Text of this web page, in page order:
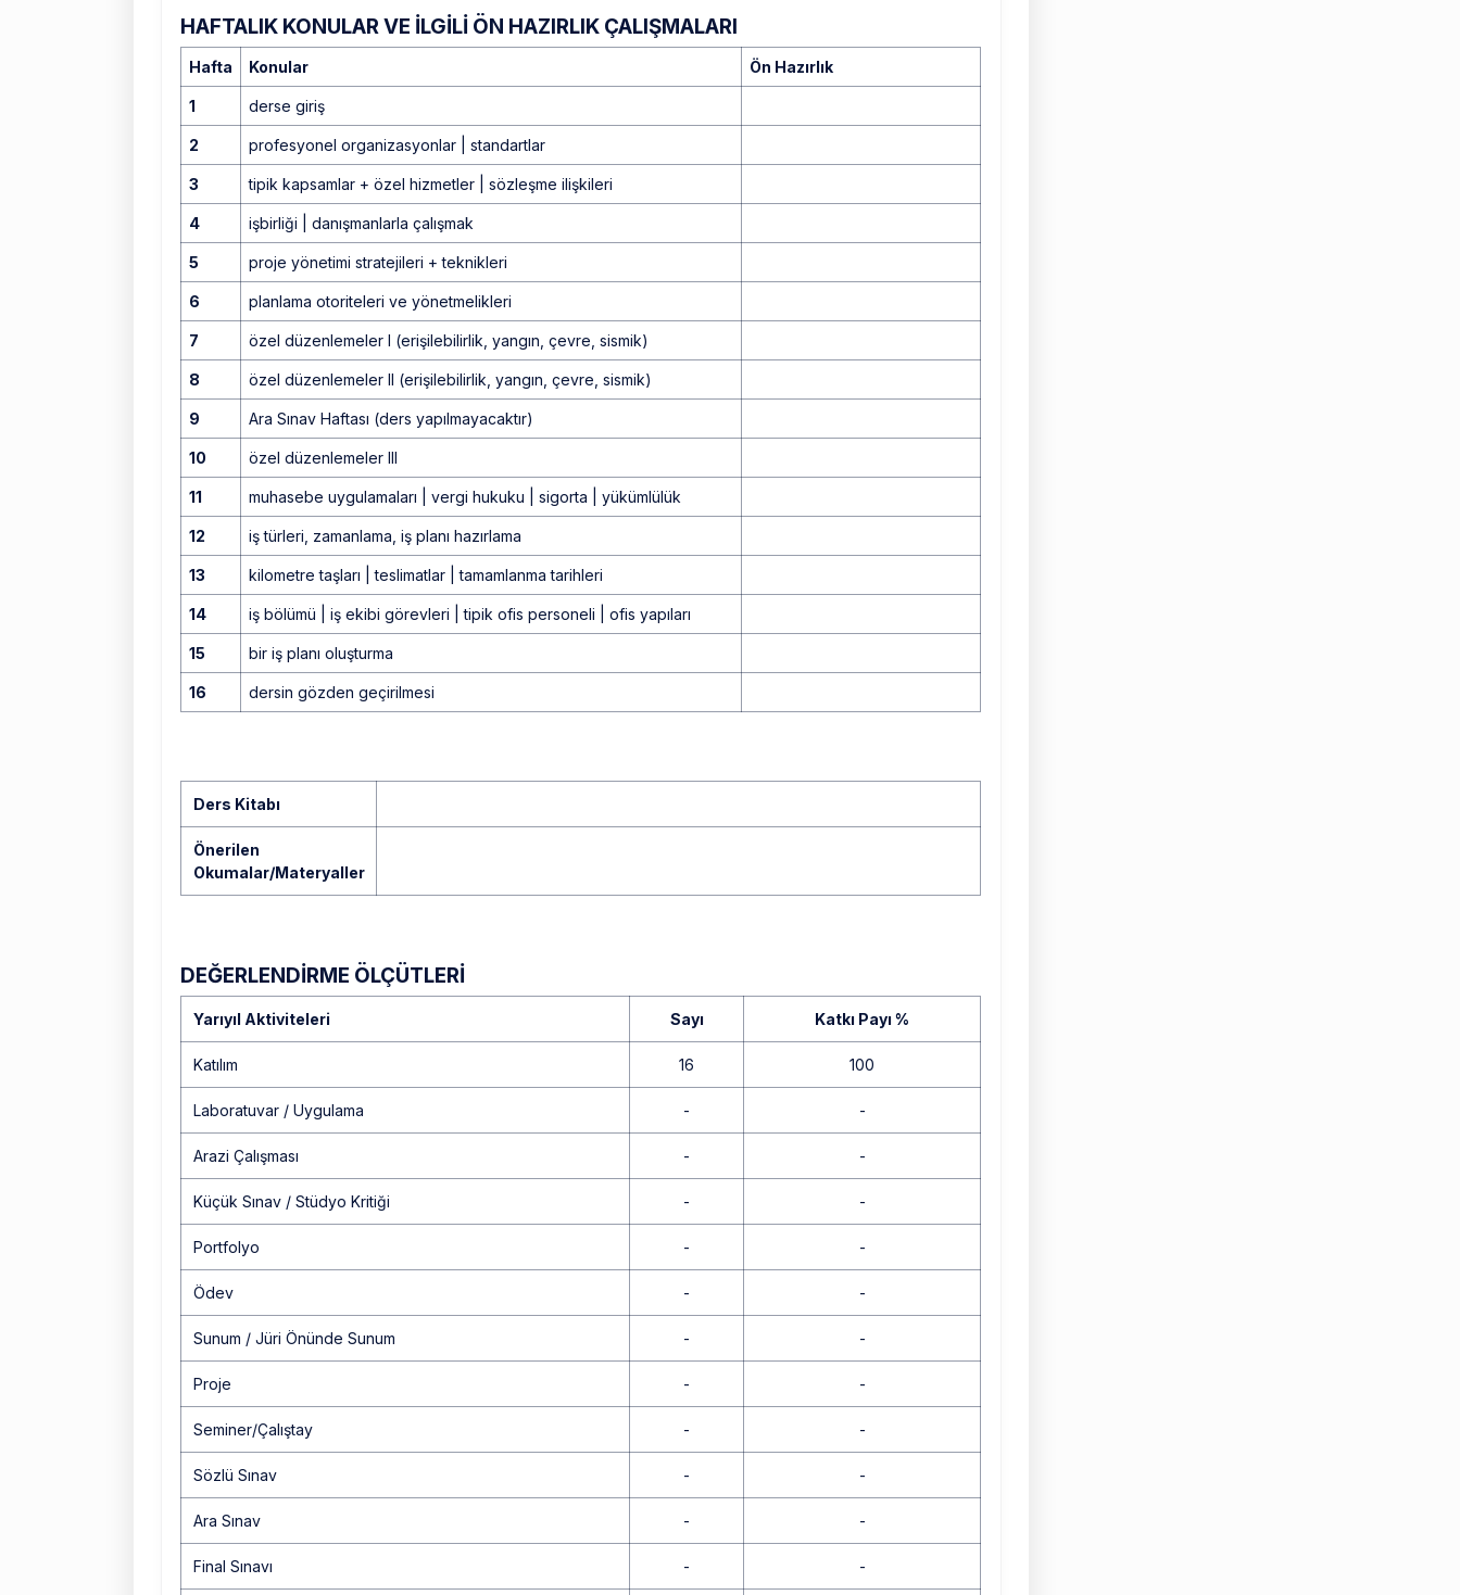
HAFTALIK KONULAR VE İLGİLİ ÖN HAZIRLIK ÇALIŞMALARI
Hafta Konular Ön Hazırlık
1 derse giriş
2 profesyonel organizasyonlar | standartlar
3 tipik kapsamlar + özel hizmetler | sözleşme ilişkileri
4 işbirliği | danışmanlarla çalışmak
5 proje yönetimi stratejileri + teknikleri
6 planlama otoriteleri ve yönetmelikleri
7 özel düzenlemeler I (erişilebilirlik, yangın, çevre, sismik)
8 özel düzenlemeler II (erişilebilirlik, yangın, çevre, sismik)
9 Ara Sınav Haftası (ders yapılmayacaktır)
10 özel düzenlemeler III
11 muhasebe uygulamaları | vergi hukuku | sigorta | yükümlülük
12 iş türleri, zamanlama, iş planı hazırlama
13 kilometre taşları | teslimatlar | tamamlanma tarihleri
14 iş bölümü | iş ekibi görevleri | tipik ofis personeli | ofis yapıları
15 bir iş planı oluşturma
16 dersin gözden geçirilmesi
Ders Kitabı
Önerilen
Okumalar/Materyaller
DEĞERLENDİRME ÖLÇÜTLERİ
Yarıyıl Aktiviteleri Sayı Katkı Payı %
Katılım 16 100
Laboratuvar / Uygulama - -
Arazi Çalışması - -
Küçük Sınav / Stüdyo Kritiği - -
Portfolyo - -
Ödev - -
Sunum / Jüri Önünde Sunum - -
Proje - -
Seminer/Çalıştay - -
Sözlü Sınav - -
Ara Sınav - -
Final Sınavı - -